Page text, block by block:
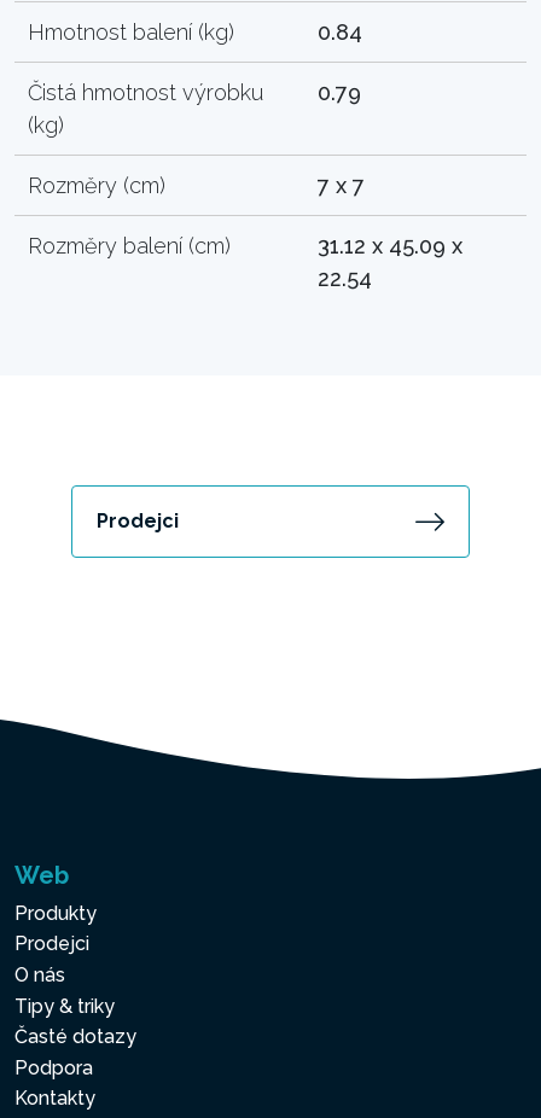
Hmotnost balení (kg) 0.84
Čistá hmotnost výrobku
(kg)
0.79
Rozměry (cm) 7 x 7
Rozměry balení (cm)
31.12 x 45.09 x
22.54
Prodejci
Web
Produkty
Prodejci
O nás
Tipy & triky
Časté dotazy
Podpora
Kontakty